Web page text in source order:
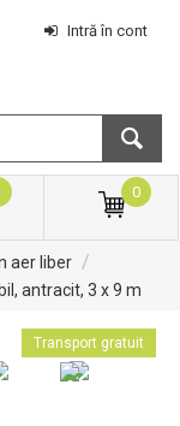
Intră în cont
0
aer liber /
antracit, 3 x 9 m
Transport gratuit